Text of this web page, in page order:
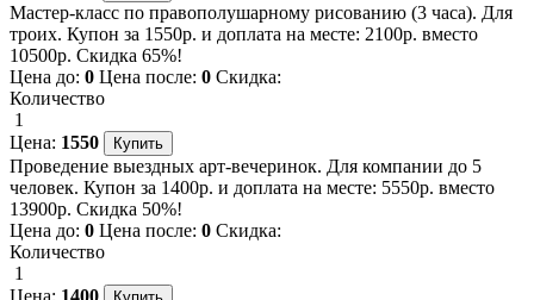
Мастер-класс по правополушарному рисованию (3 часа). Для
троих. Купон за 1550р. и доплата на месте: 2100р. вместо
10500р. Скидка 65%!
Цена до: 0 Цена после: 0 Скидка:
Количество
1
Цена: 1550
Проведение выездных арт-вечеринок. Для компании до 5
человек. Купон за 1400р. и доплата на месте: 5550р. вместо
13900р. Скидка 50%!
Цена до: 0 Цена после: 0 Скидка:
Количество
1
Цена: 1400